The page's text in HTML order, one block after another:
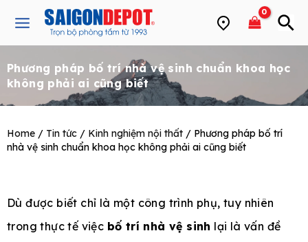
Main
Phương pháp bố trí nhà vệ sinh chuẩn khoa học
không phải ai cũng biết
Home / Tin tức / Kinh nghiệm nội thất / Phương pháp bố trí
nhà vệ sinh chuẩn khoa học không phải ai cũng biết
Dù được biết chỉ là một công trình phụ, tuy nhiên
trong thực tế việc bố trí nhà vệ sinh lại là vấn đề